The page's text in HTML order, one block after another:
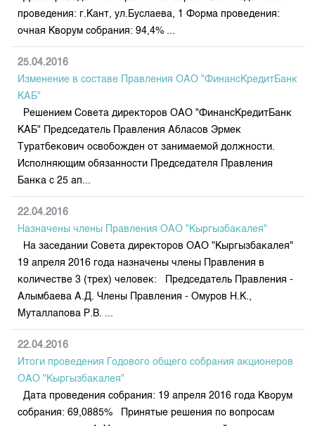
проведения: г.Кант, ул.Буслаева, 1 Форма проведения:
очная Кворум собрания: 94,4% ...
25.04.2016
Изменение в составе Правления ОАО "ФинансКредитБанк
КАБ"
Решением Совета директоров ОАО "ФинансКредитБанк
КАБ" Председатель Правления Абласов Эрмек
Туратбекович освобожден от занимаемой должности.
Исполняющим обязанности Председателя Правления
Банка с 25 ап...
22.04.2016
Назначены члены Правления ОАО "Кыргызбакалея"
На заседании Совета директоров ОАО "Кыргызбакалея"
19 апреля 2016 года назначены члены Правления в
количестве 3 (трех) человек: Председатель Правления -
Алымбаева А.Д. Члены Правления - Омуров Н.К.,
Муталлапова Р.В. ...
22.04.2016
Итоги проведения Годового общего собрания акционеров
ОАО "Кыргызбакалея"
Дата проведения собрания: 19 апреля 2016 года Кворум
собрания: 69,0885% Принятые решения по вопросам